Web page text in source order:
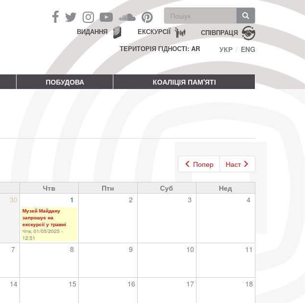
Пошукова
форма
Пошук СПІВПРАЦЯ
ЕКСКУРСІЇ
ВИДАННЯ
ТЕРИТОРІЯ ГІДНОСТІ: AR
УКР ENG
ПОБУДОВА КОАЛІЦІЯ ПАМ'ЯТІ
Попер Наст
Чтв Птн Суб
Нед
30 1 2 3 4
Музей Майдану
запрошує на
екскурсії у травні
Чтв, 01/05/2025 -
12:51
7 8 9 10 11
14 15 16 17 18